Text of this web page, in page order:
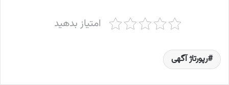
امتیاز بدهید
رپورتاژ آگهی